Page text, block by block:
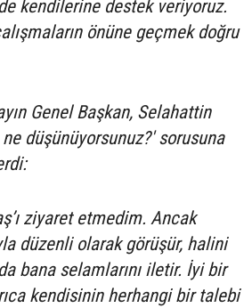
kendilerine destek veriyoruz.
önüne geçmek doğru
Genel Başkan, Selahattin
düşünüyorsunuz?' sorusuna
ziyaret etmedim. Ancak
düzenli olarak görüşür, halini
da bana selamlarını iletir. İyi bir
kendisinin herhangi bir talebi